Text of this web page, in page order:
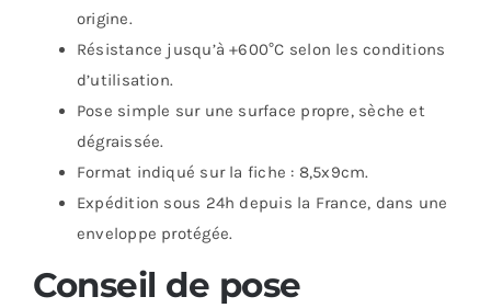
origine.
Résistance jusqu’à +600°C selon les conditions
d’utilisation.
Pose simple sur une surface propre, sèche et
dégraissée.
Format indiqué sur la fiche : 8,5x9cm.
Expédition sous 24h depuis la France, dans une
enveloppe protégée.
Conseil de pose